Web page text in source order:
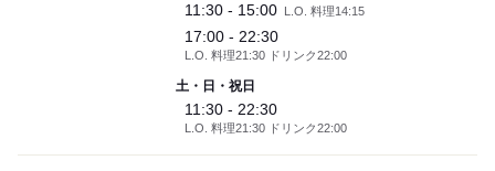
11:30 - 15:00 L.O. 料理14:15
17:00 - 22:30
L.O. 料理21:30 ドリンク22:00
土・日・祝日
11:30 - 22:30
L.O. 料理21:30 ドリンク22:00